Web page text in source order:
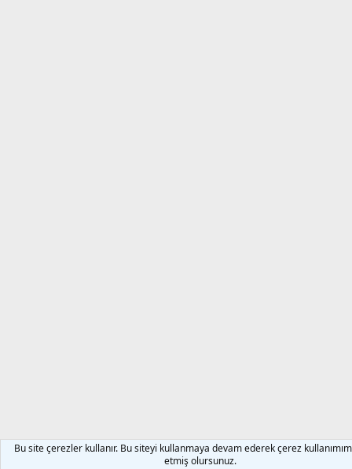
Bu site çerezler kullanır. Bu siteyi kullanmaya devam ederek çerez
etmiş olursunuz.